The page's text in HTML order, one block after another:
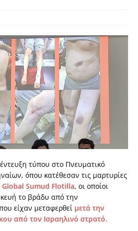
τύπου στο Πνευματικό
όπου κατέθεσαν τις μαρτυρίες
Global Sumud Flotilla, οι οποίοι
το βράδυ από την
είχαν μεταφερθεί μετά την
από τον Ισραηλινό στρατό.